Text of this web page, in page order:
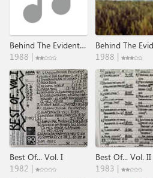
Behind The Evident Void
1988 |
1988 |
Best Of... Vol. I
1982 |
Best Of... Vol. II
1983 |